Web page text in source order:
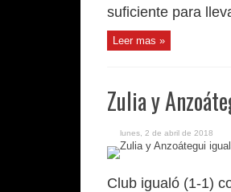
suficiente para
Leer mas »
Zulia y
lunes, 2 de abril de 2018
Club igualó (1-1)